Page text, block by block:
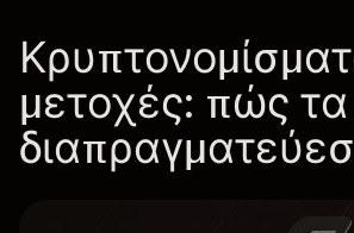
μετοχές: πώς τα